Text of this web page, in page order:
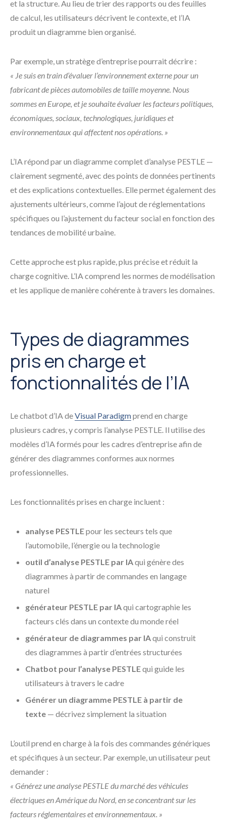
et la structure. Au lieu de trier des rapports ou des feuilles
de calcul, les utilisateurs décrivent le contexte, et l’IA
produit un diagramme bien organisé.
Par exemple, un stratège d’entreprise pourrait décrire :
« Je suis en train d’évaluer l’environnement externe pour un
fabricant de pièces automobiles de taille moyenne. Nous
sommes en Europe, et je souhaite évaluer les facteurs politiques,
économiques, sociaux, technologiques, juridiques et
environnementaux qui affectent nos opérations. »
L’IA répond par un diagramme complet d’analyse PESTLE —
clairement segmenté, avec des points de données pertinents
et des explications contextuelles. Elle permet également des
ajustements ultérieurs, comme l’ajout de réglementations
spécifiques ou l’ajustement du facteur social en fonction des
tendances de mobilité urbaine.
Cette approche est plus rapide, plus précise et réduit la
charge cognitive. L’IA comprend les normes de modélisation
et les applique de manière cohérente à travers les domaines.
Types de diagrammes
pris en charge et
fonctionnalités de l’IA
Le chatbot d’IA deVisual Paradigmprend en charge
plusieurs cadres, y compris l’analyse PESTLE. Il utilise des
modèles d’IA formés pour les cadres d’entreprise afin de
générer des diagrammes conformes aux normes
professionnelles.
Les fonctionnalités prises en charge incluent :
analyse PESTLEpour les secteurs tels que
l’automobile, l’énergie ou la technologie
outil d’analyse PESTLE par IAqui génère des
diagrammes à partir de commandes en langage
naturel
générateur PESTLE par IAqui cartographie les
facteurs clés dans un contexte du monde réel
générateur de diagrammes par IAqui construit
des diagrammes à partir d’entrées structurées
Chatbot pour l’analyse PESTLEqui guide les
utilisateurs à travers le cadre
Générer un diagramme PESTLE à partir de
texte — décrivez simplement la situation
L’outil prend en charge à la fois des commandes génériques
et spécifiques à un secteur. Par exemple, un utilisateur peut
demander :
« Générez une analyse PESTLE du marché des véhicules
électriques en Amérique du Nord, en se concentrant sur les
facteurs réglementaires et environnementaux. »